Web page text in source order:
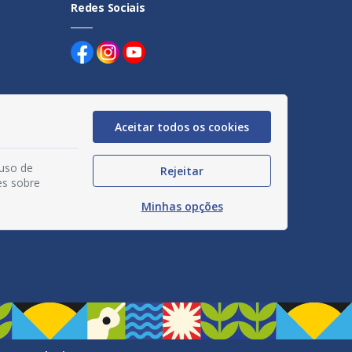
Redes Sociais
de
sobre
Aceitar todos os cookies
Rejeitar
Minhas opções